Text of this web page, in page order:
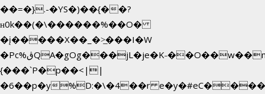
��=�}.-�YS�)��{��?
ʜ0k��(�\������%��O�
�į�����X��_�>̲���I�W
�Pc%ڨQA�gOg���jL�je�K˗��O��w��m��)��_��Rߊu>
{���`P�p��<||
�6��p�y%D:�\�4��r